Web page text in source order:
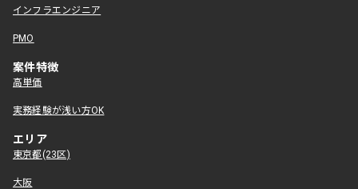
インフラエンジニア
PMO
案件特徴
高単価
実務経験が浅い方OK
エリア
東京都(23区)
大阪